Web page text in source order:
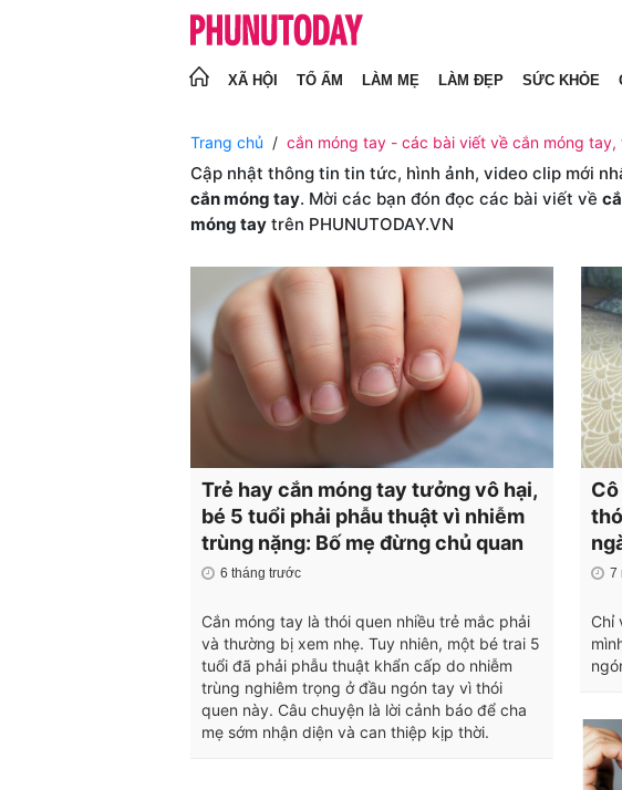
XÃ HỘI TỔ ẤM LÀM MẸ LÀM ĐẸP SỨC KHỎE
Trang chủ cắn móng tay - các bài viết về cắn móng
Cập nhật thông tin tin tức, hình ảnh, video clip mới
cắn móng tay. Mời các bạn đón đọc các bài viết về
móng tay trên PHUNUTODAY.VN
Trẻ hay cắn móng tay tưởng vô hại,
bé 5 tuổi phải phẫu thuật vì nhiễm
trùng nặng: Bố mẹ đừng chủ quan
6 tháng trước
Cắn móng tay là thói quen nhiều trẻ mắc phải
và thường bị xem nhẹ. Tuy nhiên, một bé trai 5
tuổi đã phải phẫu thuật khẩn cấp do nhiễm
trùng nghiêm trọng ở đầu ngón tay vì thói
quen này. Câu chuyện là lời cảnh báo để cha
mẹ sớm nhận diện và can thiệp kịp thời.
7
Chỉ